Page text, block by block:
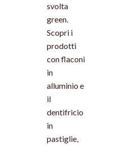
svolta
green.
Scopri i
prodotti
con flaconi
in
alluminio e
il
dentifricio
in
pastiglie,